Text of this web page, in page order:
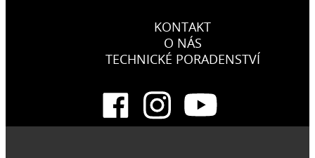
KONTAKT
O NÁS
TECHNICKÉ PORADENSTVÍ